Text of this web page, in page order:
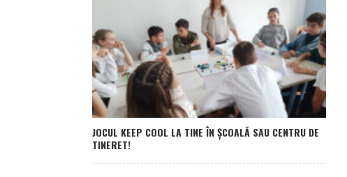
JOCUL KEEP COOL LA TINE ÎN ȘCOALĂ SAU CENTRU DE
TINERET!